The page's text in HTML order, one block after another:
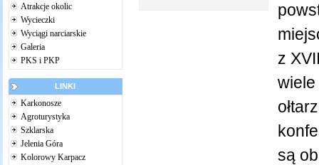
Atrakcje okolic
Wycieczki
Wyciągi narciarskie
Galeria
PKS i PKP
LINKI
Karkonosze
Agroturystyka
Szklarska
Jelenia Góra
Kolorowy Karpacz
z
są